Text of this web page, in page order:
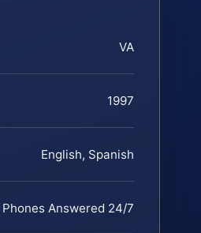
VA
1997
English, Spanish
Phones Answered 24/7